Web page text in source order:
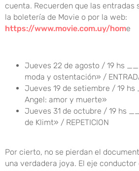
cuenta. Recuerden que las entradas
la boletería de Movie o por la web:
https://www.movie.com.uy/home
Jueves 22 de agosto / 19 hs
moda y ostentación» /
Jueves 19 de setiembre / 19
Angel: amor y muerte»
Jueves 31 de octubre / 19 hs
de Klimt» / REPETICION
Por cierto, no se pierdan el
una verdadera joya. El eje